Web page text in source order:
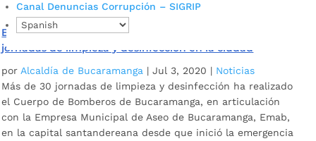
Canal Denuncias Corrupción – SIGRIP
Bomberos Bucaramanga se ha vinculado a más de 30
jornadas de limpieza y desinfección en la ciudad
por Alcaldía de Bucaramanga |Jul 3, 2020 | Noticias
Más de 30 jornadas de limpieza y desinfección ha realizado
el Cuerpo de Bomberos de Bucaramanga, en articulación
con la Empresa Municipal de Aseo de Bucaramanga, Emab,
en la capital santandereana desde que inició la emergencia